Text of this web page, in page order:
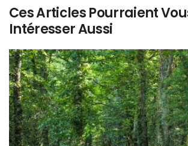
Ces Articles Pourraient
Intéresser Aussi